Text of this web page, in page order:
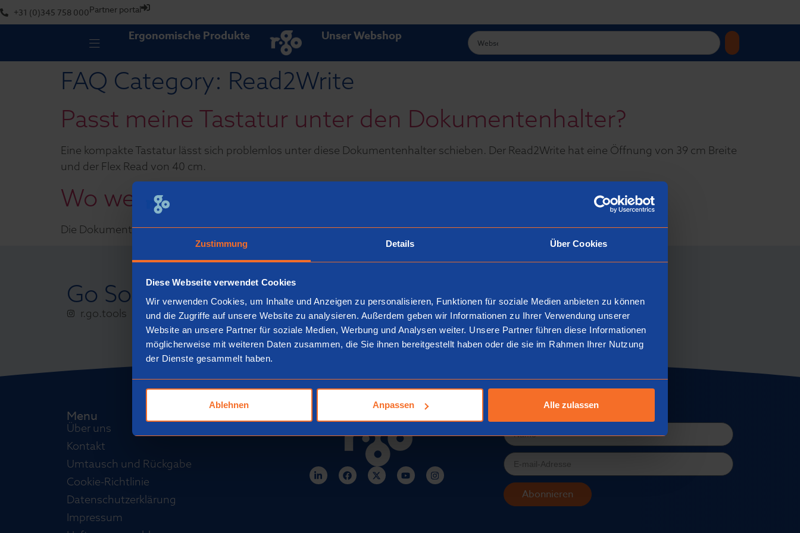
Zustimmung Details Über Cookies
Diese Webseite verwendet Cookies
Wir verwenden Cookies, um Inhalte und Anzeigen zu personalisieren, Funktionen für soziale Medien anbieten zu können
und die Zugriffe auf unsere Website zu analysieren. Außerdem geben wir Informationen zu Ihrer Verwendung unserer
Website an unsere Partner für soziale Medien, Werbung und Analysen weiter. Unsere Partner führen diese Informationen
möglicherweise mit weiteren Daten zusammen, die Sie ihnen bereitgestellt haben oder die sie im Rahmen Ihrer Nutzung
der Dienste gesammelt haben.
Ablehnen Anpassen Alle zulassen
+31 (0)345 758 000Partner portal
Ergonomische Produkte Unser Webshop
FAQ Category: Read2Write
Passt meine Tastatur unter den Dokumentenhalter?
Eine kompakte Tastatur lässt sich problemlos unter diese Dokumentenhalter schieben. Der Read2Write hat eine Öffnung von 39 cm Breite
und der Flex Read von 40 cm.
Wo werden die Dokumentenhalter hergestellt?
Die Dokumentenhalter werden in den Niederlanden hergestellt.
Go Social
r.go.tools
Menu
Über uns
Kontakt
Umtausch und Rückgabe
Cookie-Richtlinie
Datenschutzerklärung
Impressum
Abonnieren